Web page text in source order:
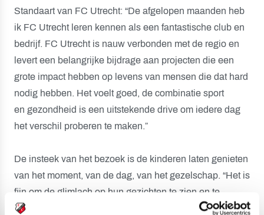
Standaart van FC Utrecht: “De afgelopen maanden heb
ik FC Utrecht leren kennen als een fantastische club en
bedrijf. FC Utrecht is nauw verbonden met de regio en
levert een belangrijke bijdrage aan projecten die een
grote impact hebben op levens van mensen die dat hard
nodig hebben. Het voelt goed, de combinatie sport
en gezondheid is een uitstekende drive om iedere dag
het verschil proberen te maken.”
De insteek van het bezoek is de kinderen laten genieten
van het moment, van de dag, van het gezelschap. “Het is
fijn om de glimlach op hun gezichten te zien en te
beseffen dat je dat kunt oprakelen door slechts